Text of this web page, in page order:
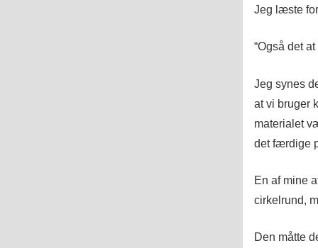
Jeg læste
“Også det
Jeg synes
at vi bruger
materialet
det færdige
En af mine
cirkelrund,
Den måtte